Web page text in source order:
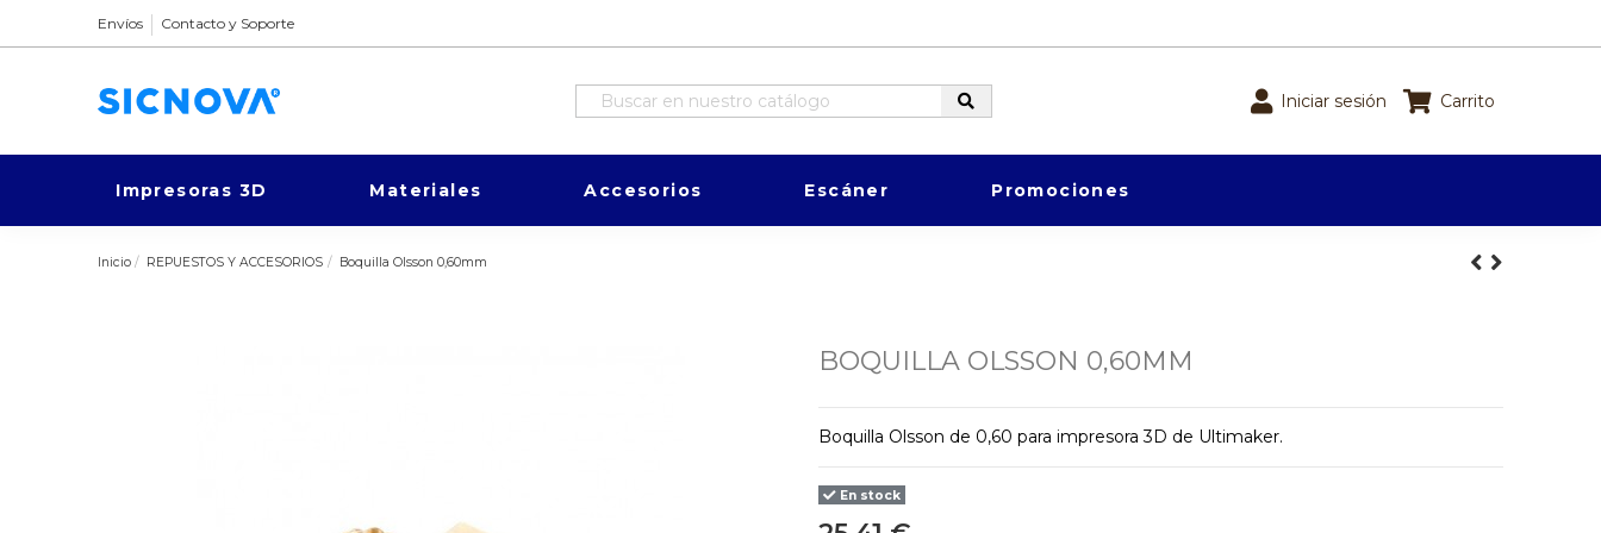
Envíos Contacto y Soporte
Iniciar sesión Carrito
Impresoras 3D Materiales Accesorios Escáner Promociones
Inicio REPUESTOS Y ACCESORIOS Boquilla Olsson 0,60mm
BOQUILLA OLSSON 0,60MM
Boquilla Olsson de 0,60 para impresora 3D de Ultimaker.
En stock